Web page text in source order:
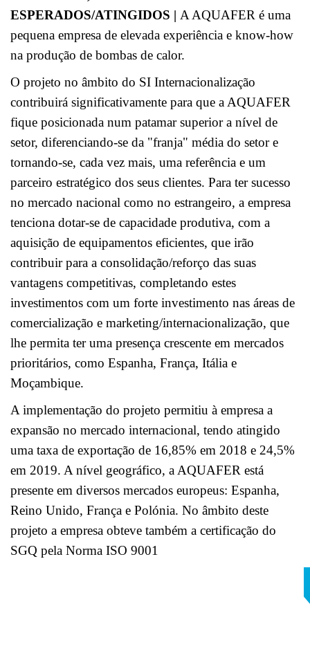
ESPERADOS/ATINGIDOS | A AQUAFER é uma
pequena empresa de elevada experiência e know-how
na produção de bombas de calor.
O projeto no âmbito do SI Internacionalização
contribuirá significativamente para que a AQUAFER
fique posicionada num patamar superior a nível de
setor, diferenciando-se da "franja" média do setor e
tornando-se, cada vez mais, uma referência e um
parceiro estratégico dos seus clientes. Para ter sucesso
no mercado nacional como no estrangeiro, a empresa
tenciona dotar-se de capacidade produtiva, com a
aquisição de equipamentos eficientes, que irão
contribuir para a consolidação/reforço das suas
vantagens competitivas, completando estes
investimentos com um forte investimento nas áreas de
comercialização e marketing/internacionalização, que
lhe permita ter uma presença crescente em mercados
prioritários, como Espanha, França, Itália e
Moçambique.
A implementação do projeto permitiu à empresa a
expansão no mercado internacional, tendo atingido
uma taxa de exportação de 16,85% em 2018 e 24,5%
em 2019. A nível geográfico, a AQUAFER está
presente em diversos mercados europeus: Espanha,
Reino Unido, França e Polónia. No âmbito deste
projeto a empresa obteve também a certificação do
SGQ pela Norma ISO 9001